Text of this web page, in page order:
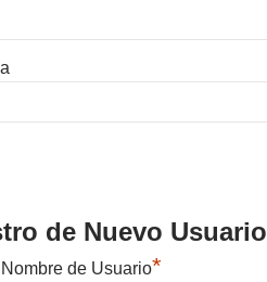
de Nuevo Usuario
de Usuario*